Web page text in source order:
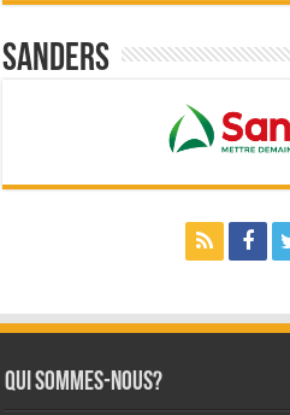
Sanders
Qui sommes-nous?